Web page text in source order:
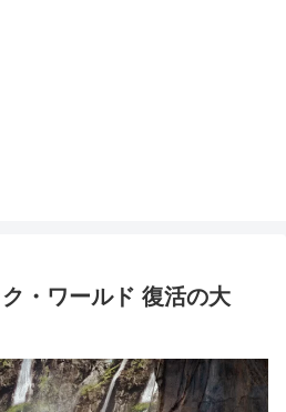
・ワールド 復活の大